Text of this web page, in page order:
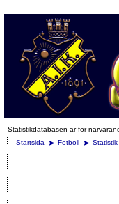
Statistikdatabasen är för
Startsida
Fotboll Statistik